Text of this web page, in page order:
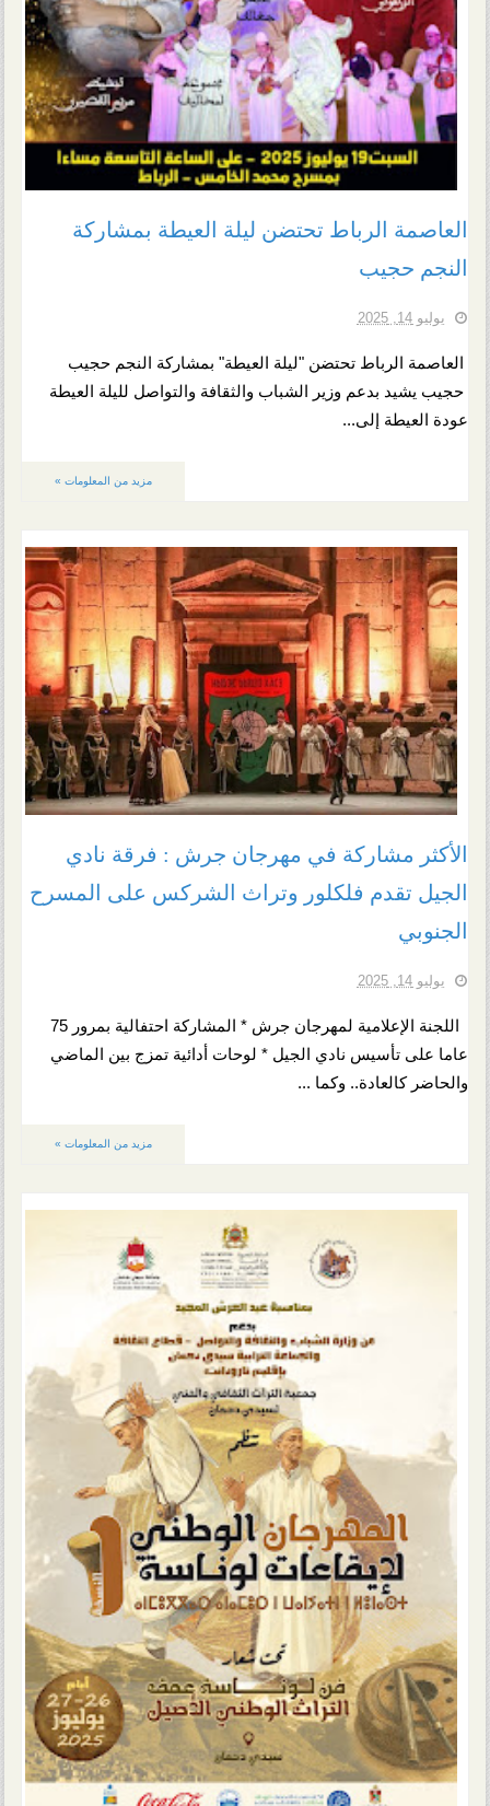
العاصمة الرباط تحتضن ليلة العيطة بمشاركة
النجم حجيب
يوليو 14, 2025
العاصمة الرباط تحتضن "ليلة العيطة" بمشاركة النجم حجيب
حجيب يشيد بدعم وزير الشباب والثقافة والتواصل لليلة العيطة
عودة العيطة إلى...
مزيد من المعلومات »
الأكثر مشاركة في مهرجان جرش : فرقة نادي
الجيل تقدم فلكلور وتراث الشركس على المسرح
الجنوبي
يوليو 14, 2025
اللجنة الإعلامية لمهرجان جرش * المشاركة احتفالية بمرور 75
عاما على تأسيس نادي الجيل * لوحات أدائية تمزج بين الماضي
والحاضر كالعادة.. وكما ...
مزيد من المعلومات »